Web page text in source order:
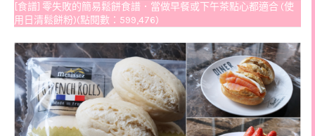
[食譜] 零失敗的簡易鬆餅食譜．當做早餐或下午茶點心都適合 (使
用日清鬆餅粉)(點閱數：599,476)